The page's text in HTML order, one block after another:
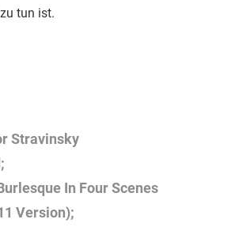
tun ist.
Stravinsky
In Four Scenes
Version);